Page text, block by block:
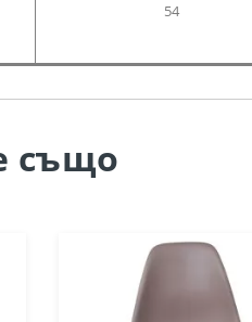
54
също